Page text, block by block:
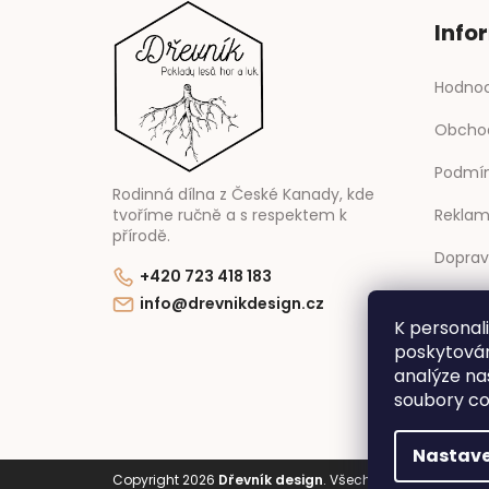
K
analýze
soubory
Rodinná dílna z České Kanady, kde
tvoříme ručně a s respektem k
přírodě.
+420 723 418 183
info@drevnikdesign.cz
Novinky
Copyright 2026 Dřevník design. Všechna práva